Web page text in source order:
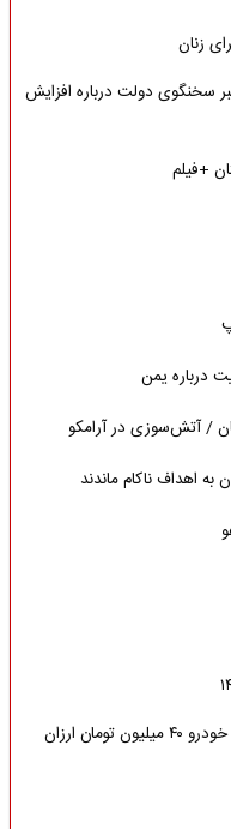
زنان
سخنگوی دولت درباره افزایش
+فیلم
درباره یمن
/ آتش‌سوزی در آرامکو
اهداف ناکام ماندند
ریزش سنگین قیمت‌ها در بازار خودرو | این خودرو ۴۰ میلیون تومان ارزان